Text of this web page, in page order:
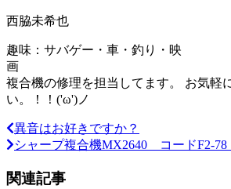
西脇未希也
趣味：サバゲー・車・釣り・映
画
複合機の修理を担当してます。 お気軽
い。！！('ω')ノ
異音はお好きですか？
シャープ複合機MX2640 コードF2-
関連記事